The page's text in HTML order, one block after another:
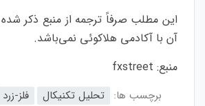
این مطلب صرفاً ترجمه از منبع ذکر
آن با آکادمی هلاکوئی نمی‌باشد.
منبع: fxstreet
برچسب ها: تحلیل تکنیکال فلز-زرد